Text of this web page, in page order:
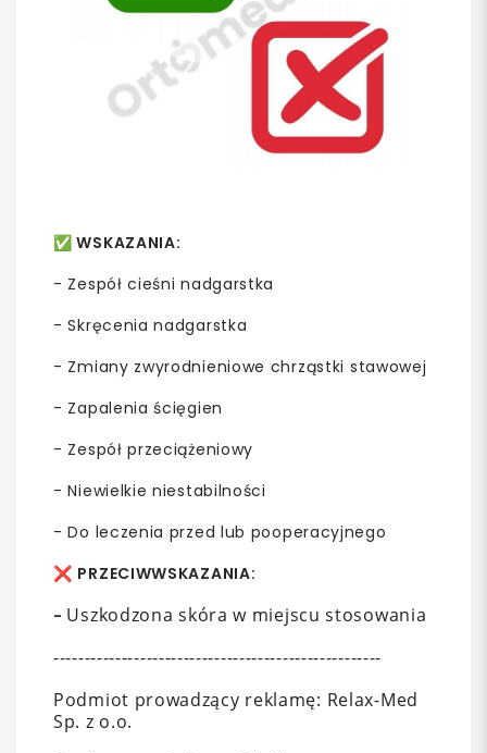
✅ WSKAZANIA:
- Zespół cieśni nadgarstka
- Skręcenia nadgarstka
- Zmiany zwyrodnieniowe chrząstki stawowej
- Zapalenia ścięgien
- Zespół przeciążeniowy
- Niewielkie niestabilności
- Do leczenia przed lub pooperacyjnego
❌ PRZECIWWSKAZANIA:
- Uszkodzona skóra w miejscu stosowania
-----------------------------------------------------
Podmiot prowadzący reklamę: Relax-Med
Sp. z o.o.